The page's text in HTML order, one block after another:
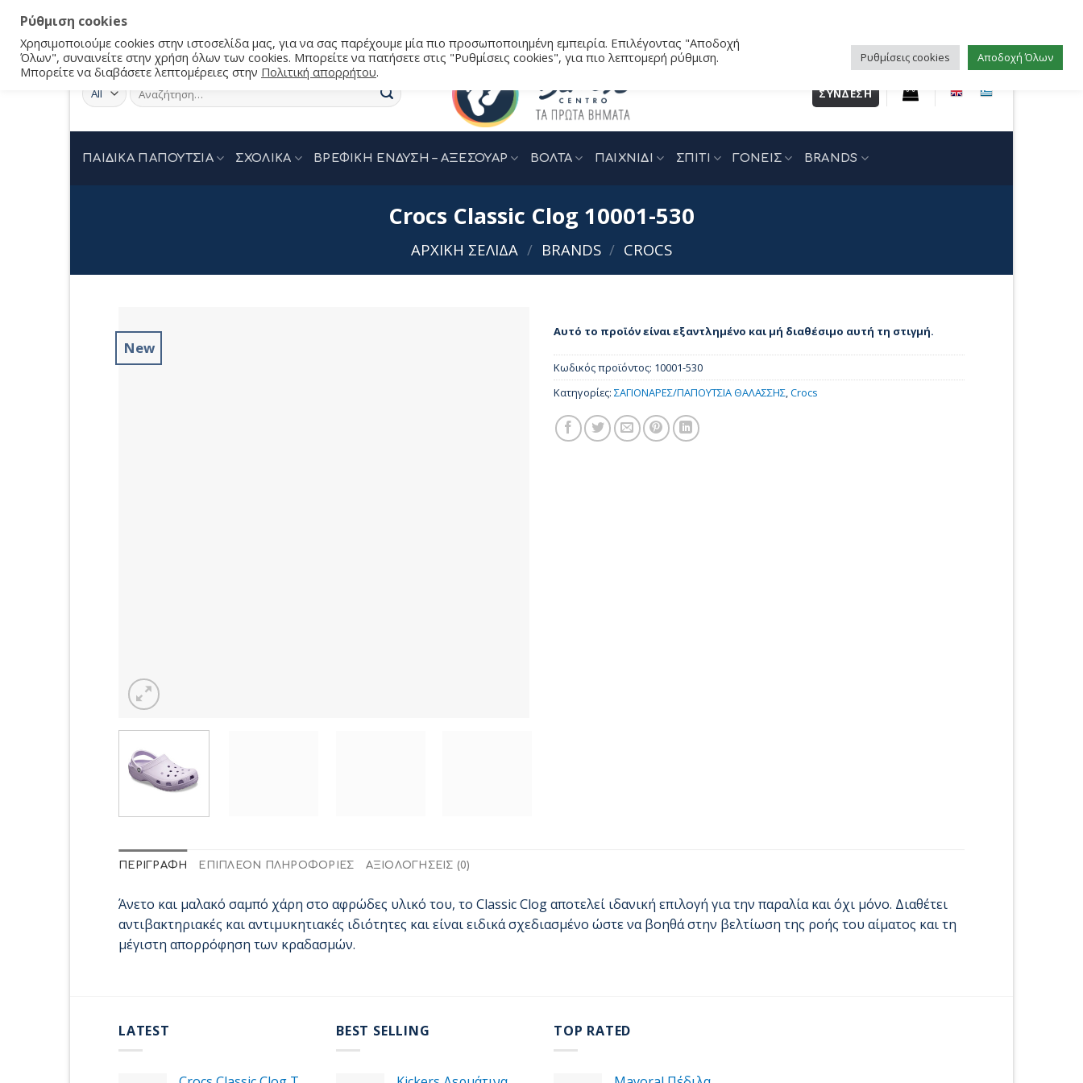
Αναζήτηση
για:
ΣΎΝΔΕΣΗ
ΠΑΙΔΙΚΑ ΠΑΠΟΥΤΣΙΑ ΣΧΟΛΙΚΑ ΒΡΕΦΙΚΗ ΕΝΔΥΣΗ – ΑΞΕΣΟΥΑΡ ΒΟΛΤΑ ΠΑΙΧΝΙΔΙ ΣΠΙΤΙ ΓΟΝΕΙΣ BRANDS
Crocs Classic Clog 10001-530
ΑΡΧΙΚΉ ΣΕΛΊΔΑ / BRANDS / CROCS
New
Αυτό το προϊόν είναι εξαντλημένο και μή διαθέσιμο αυτή τη στιγμή.
Κωδικός προϊόντος: 10001-530
Κατηγορίες: ΣΑΓΙΟΝΑΡΕΣ/ΠΑΠΟΥΤΣΙΑ ΘΑΛΑΣΣΗΣ,Crocs
ΠΕΡΙΓΡΑΦΉ ΕΠΙΠΛΈΟΝ ΠΛΗΡΟΦΟΡΊΕΣ ΑΞΙΟΛΟΓΉΣΕΙΣ (0)
Άνετο και μαλακό σαμπό χάρη στο αφρώδες υλικό του, το Classic Clog αποτελεί ιδανική επιλογή για την παραλία και όχι μόνο. Διαθέτει
αντιβακτηριακές και αντιμυκητιακές ιδιότητες και είναι ειδικά σχεδιασμένο ώστε να βοηθά στην βελτίωση της ροής του αίματος και τη
μέγιστη απορρόφηση των κραδασμών.
LATEST BEST SELLING TOP RATED
Ρύθμιση cookies
Χρησιμοποιούμε cookies στην ιστοσελίδα μας, για να σας παρέχουμε μία πιο προσωποποιημένη εμπειρία. Επιλέγοντας "Αποδοχή
Όλων", συναινείτε στην χρήση όλων των cookies. Μπορείτε να πατήσετε στις "Ρυθμίσεις cookies", για πιο λεπτομερή ρύθμιση.
Μπορείτε να διαβάσετε λεπτομέρειες στην Πολιτική απορρήτου.
Ρυθμίσεις cookies Αποδοχή Όλων